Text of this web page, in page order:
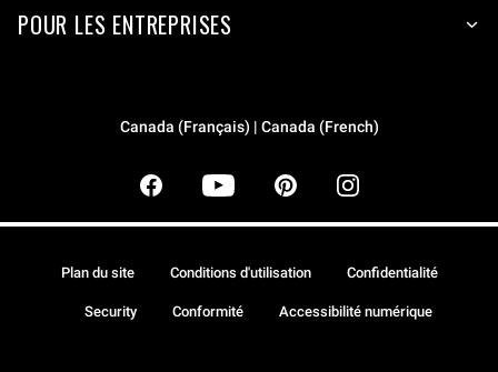
POUR LES ENTREPRISES
Canada (Français) | Canada (French)
Plan du site Conditions d'utilisation Confidentialité
Security Conformité Accessibilité numérique